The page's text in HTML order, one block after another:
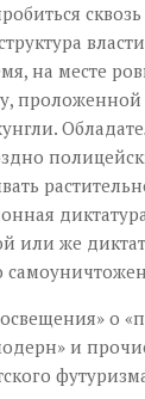
на месте
или же
о
и